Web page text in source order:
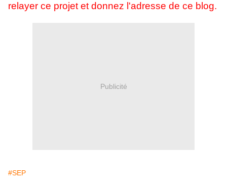
relayer ce projet et donnez l'adresse de ce blog.
Publicité
#SEP